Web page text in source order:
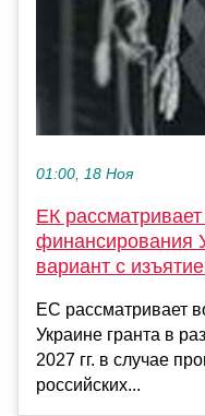
01:00, 18 Ноя
ЕК
финансирования
вариант с
ЕС рассматривает
Украине гранта в
2027 гг. в случае
российских...